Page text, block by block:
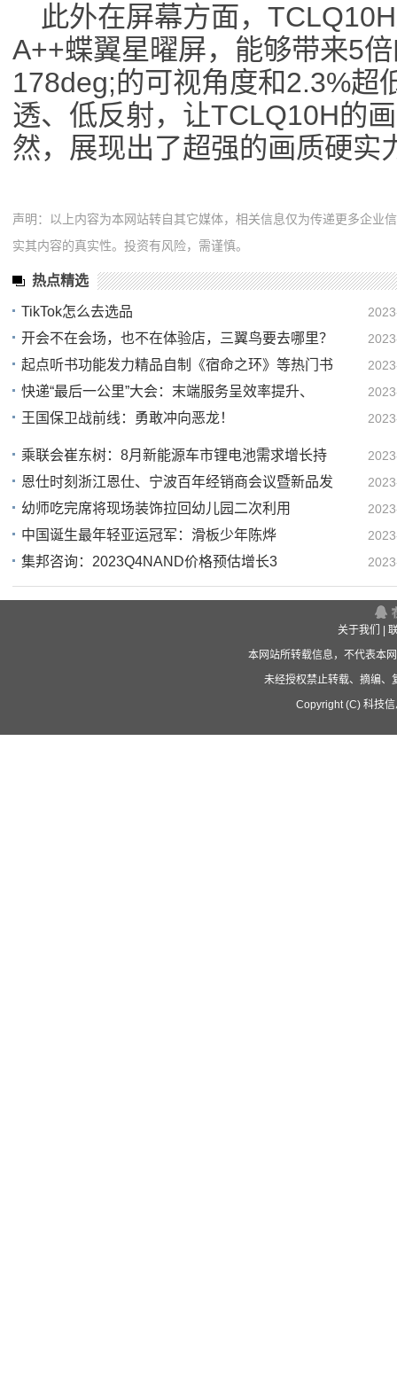
此外在屏幕方面，
A++蝶翼星曜屏，能够带来5
178deg;的可视角度和2.3%超
透、低反射，让TCLQ10H的
然，展现出了超强的画质硬实
声明：以上内容为本网站转自其它媒体，相关信息仅为传递更多企业
实其内容的真实性。投资有风险，需谨慎。
热点精选
TikTok怎么去选品
开会不在会场，也不在体验店，三翼鸟要去哪里？
起点听书功能发力精品自制《宿命之环》等热门书
快递“最后一公里”大会：末端服务呈效率提升、
王国保卫战前线：勇敢冲向恶龙！
乘联会崔东树：8月新能源车市锂电池需求增长持
恩仕时刻浙江恩仕、宁波百年经销商会议暨新品发
幼师吃完席将现场装饰拉回幼儿园二次利用
中国诞生最年轻亚运冠军：滑板少年陈烨
集邦咨询：2023Q4NAND价格预估增长3
关于我们
本网站所转载信息，不代表本
未经授权禁止转载、摘编、
Copyright (C) 科技